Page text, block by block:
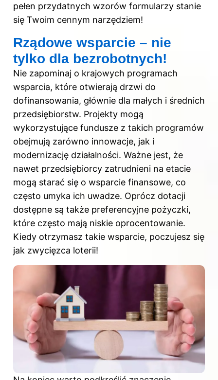
pełen przydatnych wzorów formularzy stanie
się Twoim cennym narzędziem!
Rządowe wsparcie – nie
tylko dla bezrobotnych!
Nie zapominaj o krajowych programach
wsparcia, które otwierają drzwi do
dofinansowania, głównie dla małych i średnich
przedsiębiorstw. Projekty mogą
wykorzystujące fundusze z takich programów
obejmują zarówno innowacje, jak i
modernizację działalności. Ważne jest, że
nawet przedsiębiorcy zatrudnieni na etacie
mogą starać się o wsparcie finansowe, co
często umyka ich uwadze. Oprócz dotacji
dostępne są także preferencyjne pożyczki,
które często mają niskie oprocentowanie.
Kiedy otrzymasz takie wsparcie, poczujesz się
jak zwycięzca loterii!